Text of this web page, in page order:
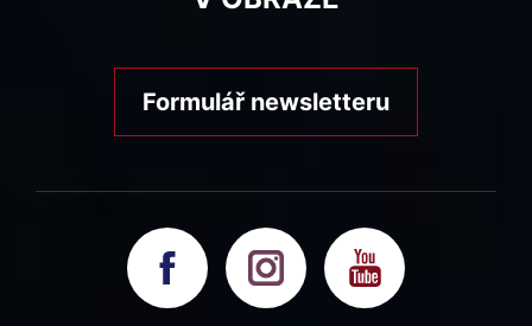
Formulář newsletteru